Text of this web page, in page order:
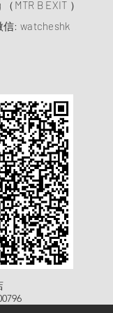
MTR B EXIT ）
信: watcheshk